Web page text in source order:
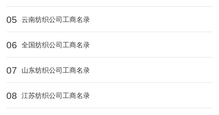
05 云南纺织公司工商名录
06 全国纺织公司工商名录
07 山东纺织公司工商名录
08 江苏纺织公司工商名录